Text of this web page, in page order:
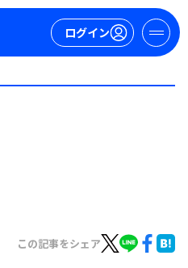
ログイン
この記事をシェア